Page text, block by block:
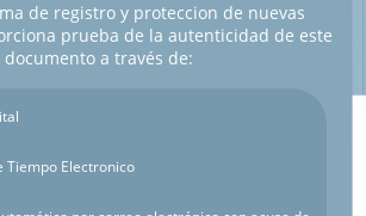
de registro y proteccion de nuevas
prueba de la autenticidad de este
documento a través de:
Tiempo Electronico